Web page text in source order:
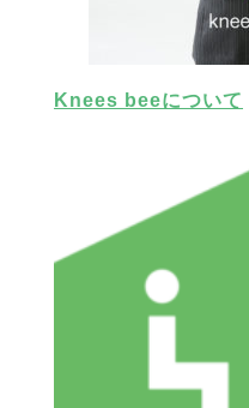
Knees beeについて